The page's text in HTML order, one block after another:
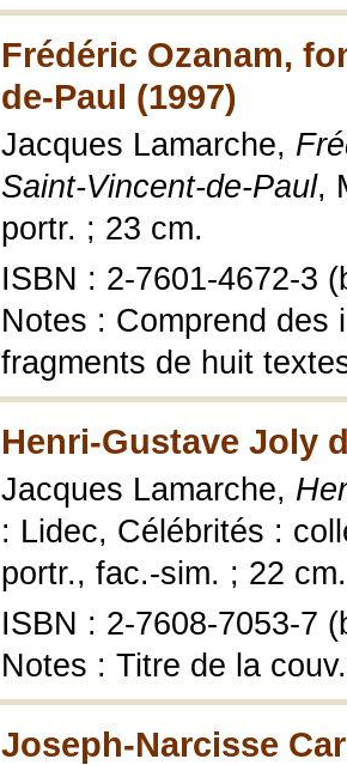
Frédéric Ozanam,
de-Paul (1997)
Jacques Lamarche,
Saint-Vincent-de-Paul,
portr. ; 23 cm.
ISBN : 2-7601-4672-3
Notes : Comprend des
fragments de huit
Henri-Gustave Joly
Jacques Lamarche,
: Lidec, Célébrités :
portr., fac.-sim. ; 22 cm.
ISBN : 2-7608-7053-7
Notes : Titre de la
Joseph-Narcisse